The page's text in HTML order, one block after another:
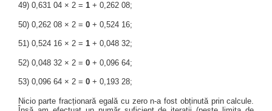
49) 0,631 04 × 2 = 1+ 0,262 08;
50) 0,262 08 × 2 = 0+ 0,524 16;
51) 0,524 16 × 2 = 1+ 0,048 32;
52) 0,048 32 × 2 = 0+ 0,096 64;
53) 0,096 64 × 2 = 0+ 0,193 28;
Nicio parte fracționară egală cu zero n-a fost obținută prin calcule.